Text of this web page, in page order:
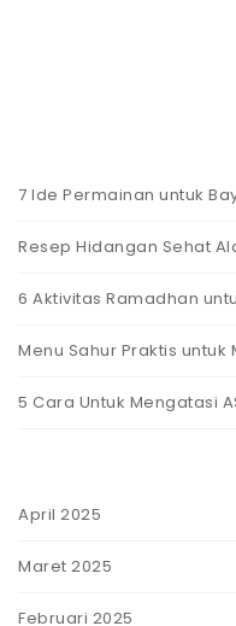
7 Ide Permainan untuk
Resep Hidangan Sehat
6 Aktivitas Ramadhan
Menu Sahur Praktis
5 Cara Untuk Mengatasi
April 2025
Maret 2025
Februari 2025